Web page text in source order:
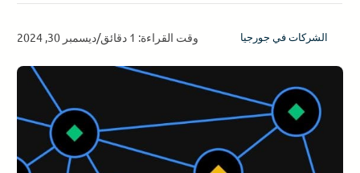
الشركات في جورجيا وقت القراءة: 1 دقائق / ديسمبر 30, 2024